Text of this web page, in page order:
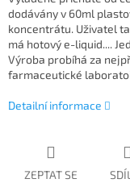
dodávány v 60ml
koncentrátu. Uživatel
má hotový e-liquid....
Výroba probíhá za
farmaceutické
Detailní informace
ZEPTAT SE